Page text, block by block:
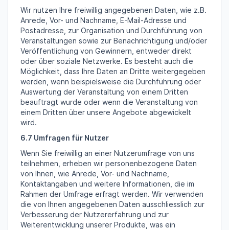
Wir nutzen Ihre freiwillig angegebenen Daten, wie z.B.
Anrede, Vor- und Nachname, E-Mail-Adresse und
Postadresse, zur Organisation und Durchführung von
Veranstaltungen sowie zur Benachrichtigung und/oder
Veröffentlichung von Gewinnern, entweder direkt
oder über soziale Netzwerke. Es besteht auch die
Möglichkeit, dass Ihre Daten an Dritte weitergegeben
werden, wenn beispielsweise die Durchführung oder
Auswertung der Veranstaltung von einem Dritten
beauftragt wurde oder wenn die Veranstaltung von
einem Dritten über unsere Angebote abgewickelt
wird.
6.7 Umfragen für Nutzer
Wenn Sie freiwillig an einer Nutzerumfrage von uns
teilnehmen, erheben wir personenbezogene Daten
von Ihnen, wie Anrede, Vor- und Nachname,
Kontaktangaben und weitere Informationen, die im
Rahmen der Umfrage erfragt werden. Wir verwenden
die von Ihnen angegebenen Daten ausschliesslich zur
Verbesserung der Nutzererfahrung und zur
Weiterentwicklung unserer Produkte, was ein